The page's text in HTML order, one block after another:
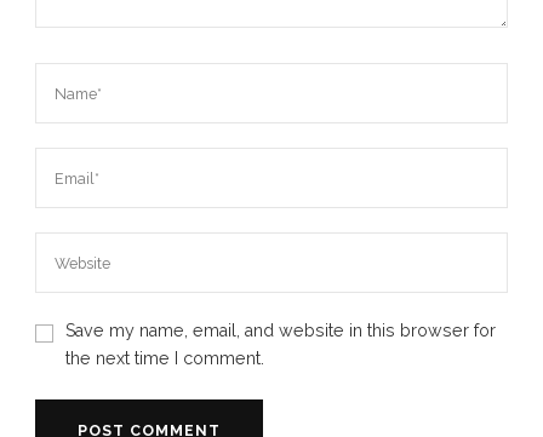
Save my name, email, and website in this browser for
the next time I comment.